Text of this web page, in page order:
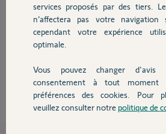
Autres produits
Devis avec un pro
Contact
Bonjour,
Il faudra remplacer les cellules, Pour la prise
attendre la réponse d'un Yellow.
Sylvain C. il y a presque 11 ans
services proposés par des tiers.
n’affectera pas votre
cependant votre expérience
optimale.
Vous pouvez changer
consentement à tout
préférences des cookies. Pour
veuillez consulter notre politique de